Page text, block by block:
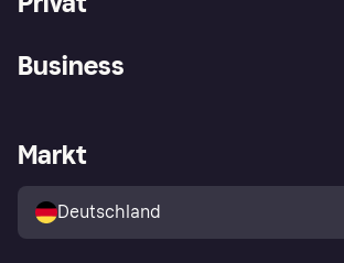
Klarna App
Shops entdecken
Käuferschutzrichtlinie
Dein
Business
Händlerportal
Markt
Deutschland